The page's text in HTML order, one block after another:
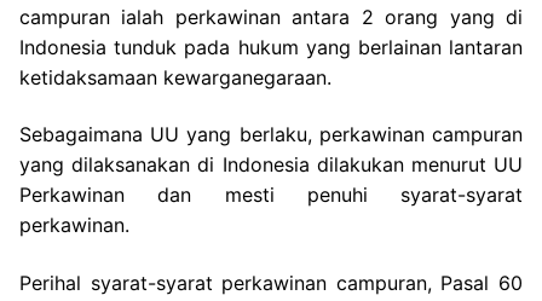
campuran ialah perkawinan antara 2 orang yang di
Indonesia tunduk pada hukum yang berlainan lantaran
ketidaksamaan kewarganegaraan.
Sebagaimana UU yang berlaku, perkawinan campuran
yang dilaksanakan di Indonesia dilakukan menurut UU
Perkawinan dan mesti penuhi syarat-syarat
perkawinan.
Perihal syarat-syarat perkawinan campuran, Pasal 60